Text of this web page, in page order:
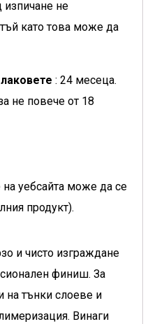
изпичане не
като това може да
: 24 месеца.
не повече от 18
на уебсайта може да се
продукт).
и чисто изграждане
финиш. За
на тънки слоеве и
Винаги